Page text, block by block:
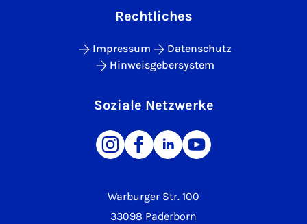
Warburger Str. 100
33098 Paderborn
Rechtliches
Impressum
Datenschutz
Hinweisgebersystem
Soziale Netzwerke